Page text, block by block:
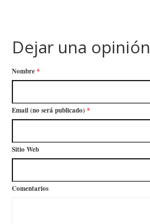
Dejar una opinión
Nombre*
Email (no será publicado) *
Sitio Web
Comentarios